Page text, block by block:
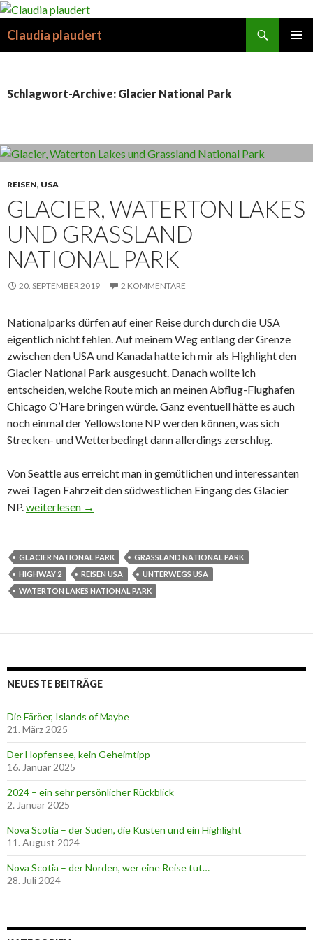
Claudia plaudert
Schlagwort-Archive: Glacier National Park
REISEN, USA
GLACIER, WATERTON LAKES
UND GRASSLAND
NATIONAL PARK
20. SEPTEMBER 2019 2 KOMMENTARE
Nationalparks dürfen auf einer Reise durch durch die USA
eigentlich nicht fehlen. Auf meinem Weg entlang der Grenze
zwischen den USA und Kanada hatte ich mir als Highlight den
Glacier National Park ausgesucht. Danach wollte ich
entscheiden, welche Route mich an meinen Abflug-Flughafen
Chicago O’Hare bringen würde. Ganz eventuell hätte es auch
noch einmal der Yellowstone NP werden können, was sich
Strecken- und Wetterbedingt dann allerdings zerschlug.
Von Seattle aus erreicht man in gemütlichen und interessanten
zwei Tagen Fahrzeit den südwestlichen Eingang des Glacier
NP.Glacier, Waterton Lakes und Grassland National Park
weiterlesen →
GLACIER NATIONAL PARK
GRASSLAND NATIONAL PARK
HIGHWAY 2
REISEN USA
UNTERWEGS USA
WATERTON LAKES NATIONAL PARK
NEUESTE BEITRÄGE
Die Färöer, Islands of Maybe
21. März 2025
Der Hopfensee, kein Geheimtipp
16. Januar 2025
2024 – ein sehr persönlicher Rückblick
2. Januar 2025
Nova Scotia – der Süden, die Küsten und ein Highlight
11. August 2024
Nova Scotia – der Norden, wer eine Reise tut…
28. Juli 2024